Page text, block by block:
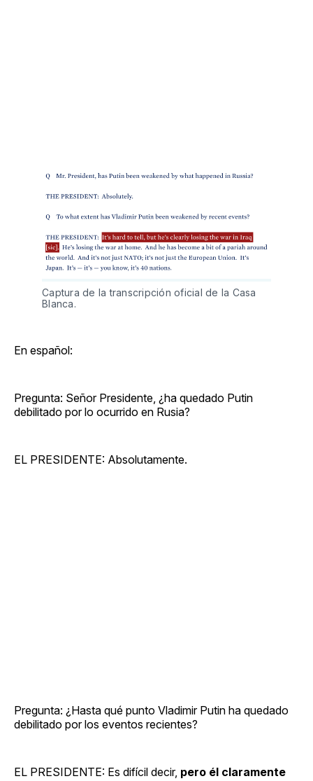
Captura de la transcripción oficial de la Casa
Blanca.
En español:
Pregunta: Señor Presidente, ¿ha quedado Putin
debilitado por lo ocurrido en Rusia?
EL PRESIDENTE: Absolutamente.
Pregunta: ¿Hasta qué punto Vladimir Putin ha quedado
debilitado por los eventos recientes?
EL PRESIDENTE: Es difícil decir, pero él claramente